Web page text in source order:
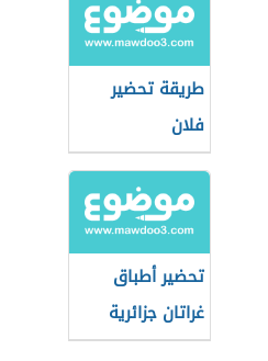
طريقة تحضير
فلان
تحضير أطباق
غراتان جزائرية